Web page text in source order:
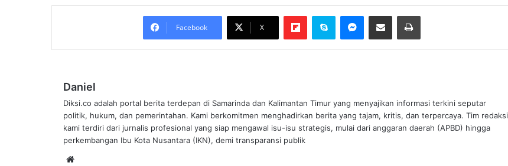
Facebook X
FlipboardSkype Messenger
Bagikan melalui Email Cetak
Daniel
Diksi.co adalah portal berita terdepan di Samarinda dan Kalimantan Timur yang menyajikan informasi terkini seputar
politik, hukum, dan pemerintahan. Kami berkomitmen menghadirkan berita yang tajam, kritis, dan terpercaya. Tim redaksi
kami terdiri dari jurnalis profesional yang siap mengawal isu-isu strategis, mulai dari anggaran daerah (APBD) hingga
perkembangan Ibu Kota Nusantara (IKN), demi transparansi publik